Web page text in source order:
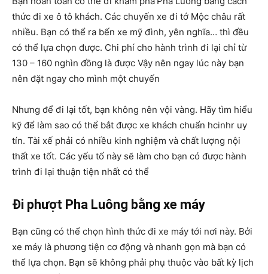
thức đi xe ô tô khách. Các chuyến xe đi tớ Mộc châu rất
nhiều. Bạn có thể ra bến xe mỹ đình, yên nghĩa… thì đều
có thể lựa chọn được. Chi phí cho hành trình đi lại chỉ từ
130 – 160 nghìn đồng là được Vậy nên ngay lúc này bạn
nên đặt ngay cho mình một chuyến
Nhưng để đi lại tốt, bạn không nên vội vàng. Hãy tìm hiểu
kỹ để làm sao có thể bắt được xe khách chuẩn hcinhr uy
tín. Tài xế phải có nhiều kinh nghiệm và chất lượng nội
thất xe tốt. Các yếu tố này sẽ làm cho bạn có được hành
trình đi lại thuận tiện nhất có thể
Đi phượt Pha Luông bằng xe máy
Bạn cũng có thể chọn hình thức đi xe máy tới nơi này. Bởi
xe máy là phương tiện cơ động và nhanh gọn mà bạn có
thể lựa chọn. Bạn sẽ không phải phụ thuộc vào bất kỳ lịch